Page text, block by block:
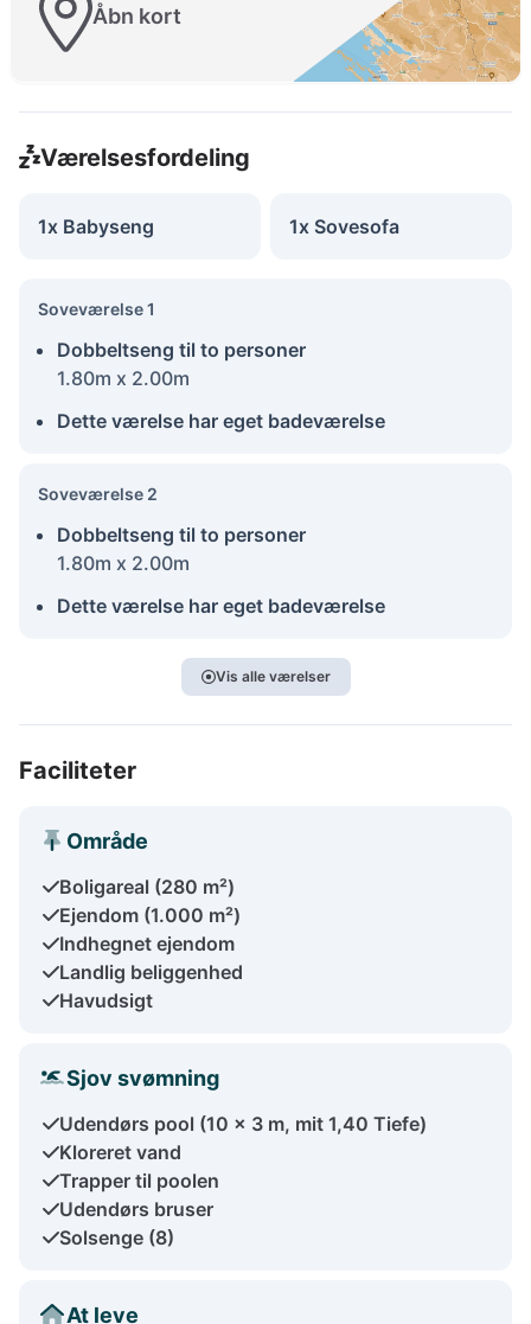
Åbn kort
Værelsesfordeling
1x Babyseng 1x Sovesofa
Soveværelse 1
Dobbeltseng til to personer
1.80m x 2.00m
Dette værelse har eget badeværelse
Soveværelse 2
Dobbeltseng til to personer
1.80m x 2.00m
Dette værelse har eget badeværelse
Vis alle værelser
Faciliteter
Område
Boligareal (280 m²)
Ejendom (1.000 m²)
Indhegnet ejendom
Landlig beliggenhed
Havudsigt
Sjov svømning
Udendørs pool (10 x 3 m, mit 1,40 Tiefe)
Kloreret vand
Trapper til poolen
Udendørs bruser
Solsenge (8)
At leve